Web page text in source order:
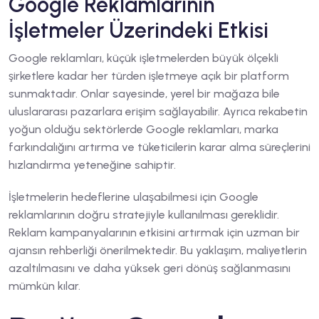
İşletmeler Üzerindeki Etkisi
Google reklamları, küçük işletmelerden büyük ölçekli
şirketlere kadar her türden işletmeye açık bir platform
sunmaktadır. Onlar sayesinde, yerel bir mağaza bile
uluslararası pazarlara erişim sağlayabilir. Ayrıca rekabetin
yoğun olduğu sektörlerde Google reklamları, marka
farkındalığını artırma ve tüketicilerin karar alma süreçlerini
hızlandırma yeteneğine sahiptir.
İşletmelerin hedeflerine ulaşabilmesi için Google
reklamlarının doğru stratejiyle kullanılması gereklidir.
Reklam kampanyalarının etkisini artırmak için uzman bir
ajansın rehberliği önerilmektedir. Bu yaklaşım, maliyetlerin
azaltılmasını ve daha yüksek geri dönüş sağlanmasını
mümkün kılar.